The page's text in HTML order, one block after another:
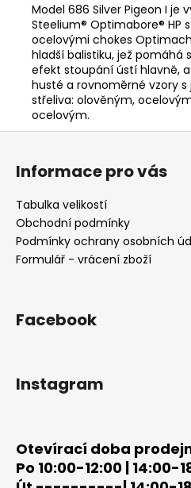
Model 686 Silver Pigeon I je
Steelium® Optimabore® HP
ocelovými chokes
hladší balistiku, jež pomáhá
efekt stoupání ústí hlavně,
husté a rovnoměrné vzory
střeliva: olověným,
ocelovým.
Z
Informace pro vás
Tabulka velikostí
Obchodní podmínky
Podmínky ochrany osobních
Formulář - vrácení zboží
Facebook
Instagram
Otevírací doba
Po 10:00-12:00 | 14:00-